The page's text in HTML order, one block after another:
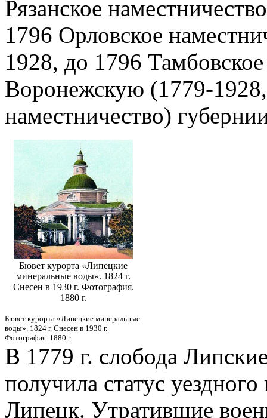
Рязанское
1796 Орловское
1928, до 1796
Воронежскую (1779-
наместничество)
Бювет курорта «Липецкие
минеральные воды». 1824 г.
Снесен в 1930 г. Фотография.
1880 г.
Бювет курорта «Липецкие минеральные
воды». 1824 г. Снесен в 1930 г.
Фотография. 1880 г.
В 1779 г. слобода
получила статус
Липецк. Утратившие